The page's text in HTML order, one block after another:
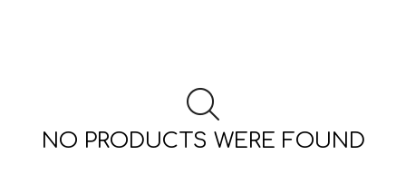
NO PRODUCTS WERE FOUND